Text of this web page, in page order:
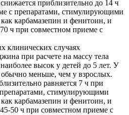
приблизительно до 14 ч
с препаратами, стимулирующими
карбамазепин и фенитоин, и
ч при совместном приеме с
клинических случаях
при расчете на массу тела
высок у детей до 5 лет. У
меньше, чем у взрослых.
равняется 7 ч при
стимулирующими
карбамазепин и фенитоин, и
50 ч при совместном приеме с